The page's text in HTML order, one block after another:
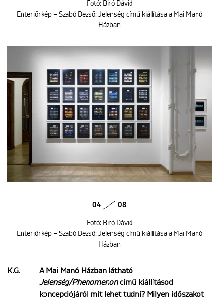
Fotó: Biró Dávid
Enteriőrkép – Szabó Dezső: Jelenség című kiállítása a Mai Manó
Házban
04 08
Fotó: Biró Dávid
Enteriőrkép – Szabó Dezső: Jelenség című kiállítása a Mai Manó
Házban
K.G.
A Mai Manó Házban látható
Jelenség/Phenomenoncímű kiállításod
koncepciójáról mit lehet tudni? Milyen időszakot